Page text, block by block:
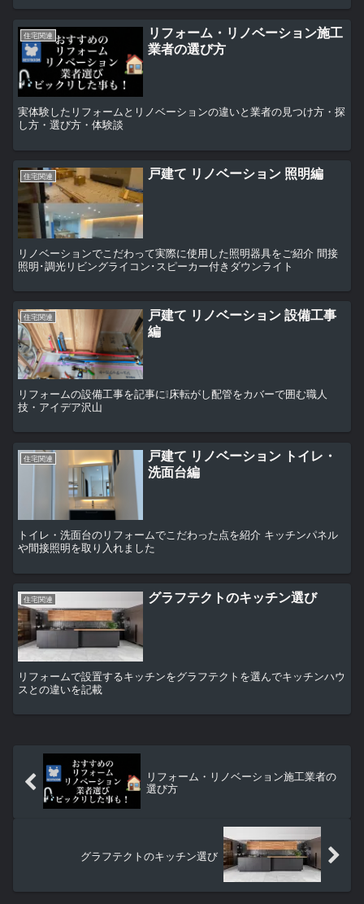
住宅関連
リフォーム・リノベーション施工
業者の選び方
実体験したリフォームとリノベーションの違いと業者の見つけ方・探
し方・選び方・体験談
住宅関連 戸建て リノベーション 照明編
リノベーションでこだわって実際に使用した照明器具をご紹介 間接
照明･調光リビングライコン･スピーカー付きダウンライト
住宅関連
戸建て リノベーション 設備工事
編
リフォームの設備工事を記事に❕床転がし配管をカバーで囲む職人
技・アイデア沢山
住宅関連
戸建て リノベーション トイレ・
洗面台編
トイレ・洗面台のリフォームでこだわった点を紹介 キッチンパネル
や間接照明を取り入れました
住宅関連 グラフテクトのキッチン選び
リフォームで設置するキッチンをグラフテクトを選んでキッチンハウ
スとの違いを記載
リフォーム・リノベーション施工業者の
選び方
グラフテクトのキッチン選び